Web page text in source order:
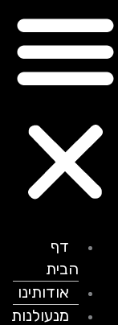
דף
הבית
אודותינו
מנעולנות